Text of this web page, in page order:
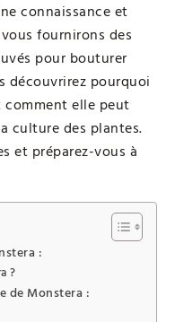
connaissance et
fournirons des
pour bouturer
découvrirez pourquoi
elle peut
culture des plantes.
et préparez-vous à
:
?
de Monstera :